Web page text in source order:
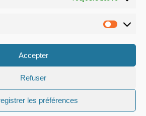
Accepter
Refuser
les préférences
MENTIONS LÉGALES
CONFIDENTIALITÉ